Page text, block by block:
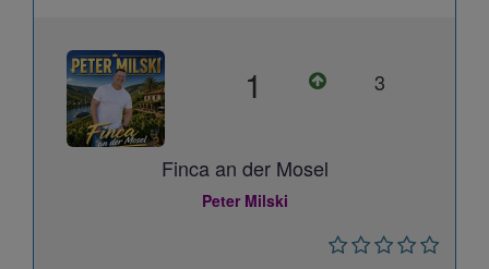
1 3
Finca an der Mosel
Peter Milski